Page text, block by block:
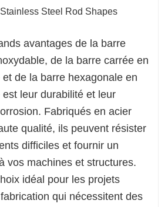
avantages de la barre
de la barre carrée en
de la barre hexagonale en
leur durabilité et leur
Fabriqués en acier
qualité, ils peuvent résister
difficiles et fournir un
vos machines et structures.
idéal pour les projets
qui nécessitent des